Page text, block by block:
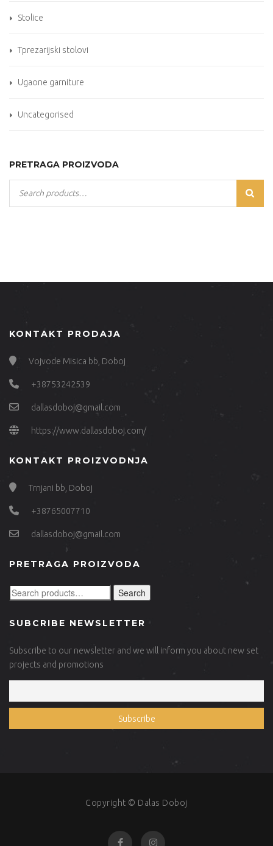
Stolice
Tprezarijski stolovi
Ugaone garniture
Uncategorised
PRETRAGA PROIZVODA
KONTAKT PRODAJA
Vojvode Misica bb, Doboj
+38753242539
dallasdoboj@gmail.com
https://www.dallasdoboj.com/
KONTAKT PROIZVODNJA
Trnjani bb, Doboj
+38765007710
dallasdoboj@gmail.com
PRETRAGA PROIZVODA
Search
SUBCRIBE NEWSLETTER
Subscribe to our newsletter and we will inform you about new set
projects and promotions
Copyright © Dalas Doboj